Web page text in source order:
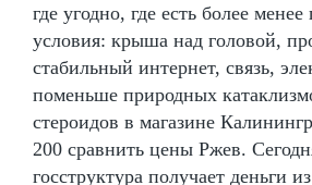
где угодно, где есть более
условия: крыша над головой,
стабильный интернет, связь,
поменьше природных
стероидов в магазине
200 сравнить цены Ржев.
госструктура получает деньги